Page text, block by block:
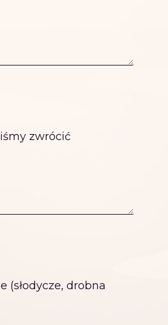
zwrócić
(słodycze, drobna